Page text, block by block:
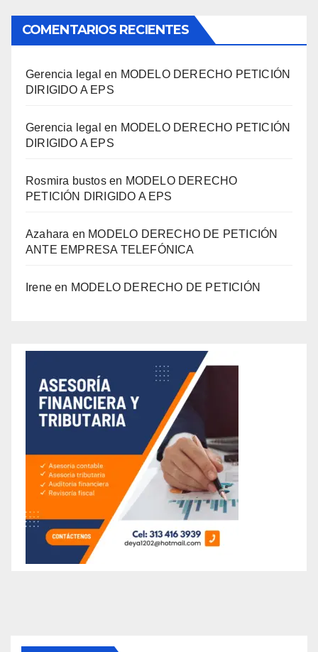
COMENTARIOS RECIENTES
Gerencia legal en MODELO DERECHO PETICIÓN
DIRIGIDO A EPS
Gerencia legal en MODELO DERECHO PETICIÓN
DIRIGIDO A EPS
Rosmira bustosen MODELO DERECHO
PETICIÓN DIRIGIDO A EPS
Azahara en MODELO DERECHO DE PETICIÓN
ANTE EMPRESA TELEFÓNICA
Irene en MODELO DERECHO DE PETICIÓN